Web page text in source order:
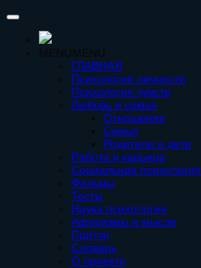
MENUMENU
ГЛАВНАЯ
Психология личности
Психология чувств
Любовь и семья
Отношения
Семья
Родители и дети
Работа и карьера
Социальная психология
Фильмы
Тесты
Наука психология
Афоризмы и мысли
Притчи
Словарь
О проекте